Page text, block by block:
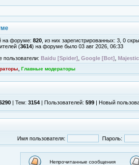
на форуме: 820 , из них зарегистрированных: 3, 0
(3614) на форуме было 03 авг 2026, 06:33
пользователи: Baidu [Spider] Google [Bot]
Главные модераторы
| Тем: 3154 | Пользователей: 599 | Новый
Имя пользователя: Пароль:
Непрочитанные сообщения